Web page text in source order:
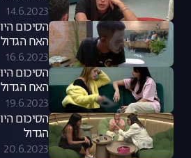
14.6.2023
האח הגדול
16.6.2023
האח הגדול
19.6.2023
הגדול
20.6.2023